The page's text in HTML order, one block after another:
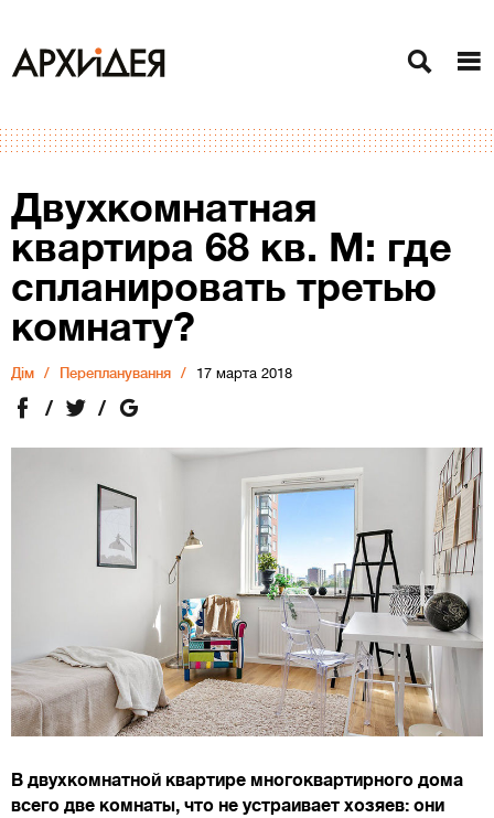
Двухкомнатная
квартира 68 кв. М: где
спланировать третью
комнату?
Дiм Перепланування 17 марта 2018
В двухкомнатной квартире многоквартирного дома
всего две комнаты, что не устраивает хозяев: они